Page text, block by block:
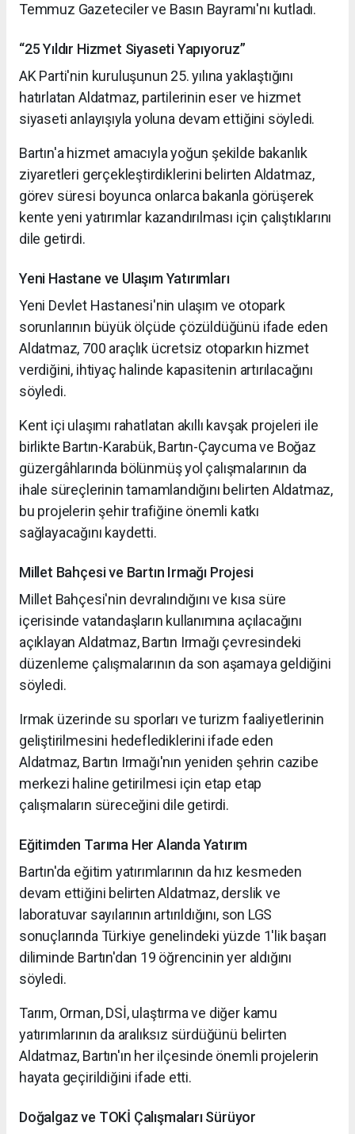
Temmuz Gazeteciler ve Basın Bayramı'nı kutladı.
“25 Yıldır Hizmet Siyaseti Yapıyoruz”
AK Parti'nin kuruluşunun 25. yılına yaklaştığını
hatırlatan Aldatmaz, partilerinin eser ve hizmet
siyaseti anlayışıyla yoluna devam ettiğini söyledi.
Bartın'a hizmet amacıyla yoğun şekilde bakanlık
ziyaretleri gerçekleştirdiklerini belirten Aldatmaz,
görev süresi boyunca onlarca bakanla görüşerek
kente yeni yatırımlar kazandırılması için çalıştıklarını
dile getirdi.
Yeni Hastane ve Ulaşım Yatırımları
Yeni Devlet Hastanesi'nin ulaşım ve otopark
sorunlarının büyük ölçüde çözüldüğünü ifade eden
Aldatmaz, 700 araçlık ücretsiz otoparkın hizmet
verdiğini, ihtiyaç halinde kapasitenin artırılacağını
söyledi.
Kent içi ulaşımı rahatlatan akıllı kavşak projeleri ile
birlikte Bartın-Karabük, Bartın-Çaycuma ve Boğaz
güzergâhlarında bölünmüş yol çalışmalarının da
ihale süreçlerinin tamamlandığını belirten Aldatmaz,
bu projelerin şehir trafiğine önemli katkı
sağlayacağını kaydetti.
Millet Bahçesi ve Bartın Irmağı Projesi
Millet Bahçesi'nin devralındığını ve kısa süre
içerisinde vatandaşların kullanımına açılacağını
açıklayan Aldatmaz, Bartın Irmağı çevresindeki
düzenleme çalışmalarının da son aşamaya geldiğini
söyledi.
Irmak üzerinde su sporları ve turizm faaliyetlerinin
geliştirilmesini hedeflediklerini ifade eden
Aldatmaz, Bartın Irmağı'nın yeniden şehrin cazibe
merkezi haline getirilmesi için etap etap
çalışmaların süreceğini dile getirdi.
Eğitimden Tarıma Her Alanda Yatırım
Bartın'da eğitim yatırımlarının da hız kesmeden
devam ettiğini belirten Aldatmaz, derslik ve
laboratuvar sayılarının artırıldığını, son LGS
sonuçlarında Türkiye genelindeki yüzde 1'lik başarı
diliminde Bartın'dan 19 öğrencinin yer aldığını
söyledi.
Tarım, Orman, DSİ, ulaştırma ve diğer kamu
yatırımlarının da aralıksız sürdüğünü belirten
Aldatmaz, Bartın'ın her ilçesinde önemli projelerin
hayata geçirildiğini ifade etti.
Doğalgaz ve TOKİ Çalışmaları Sürüyor